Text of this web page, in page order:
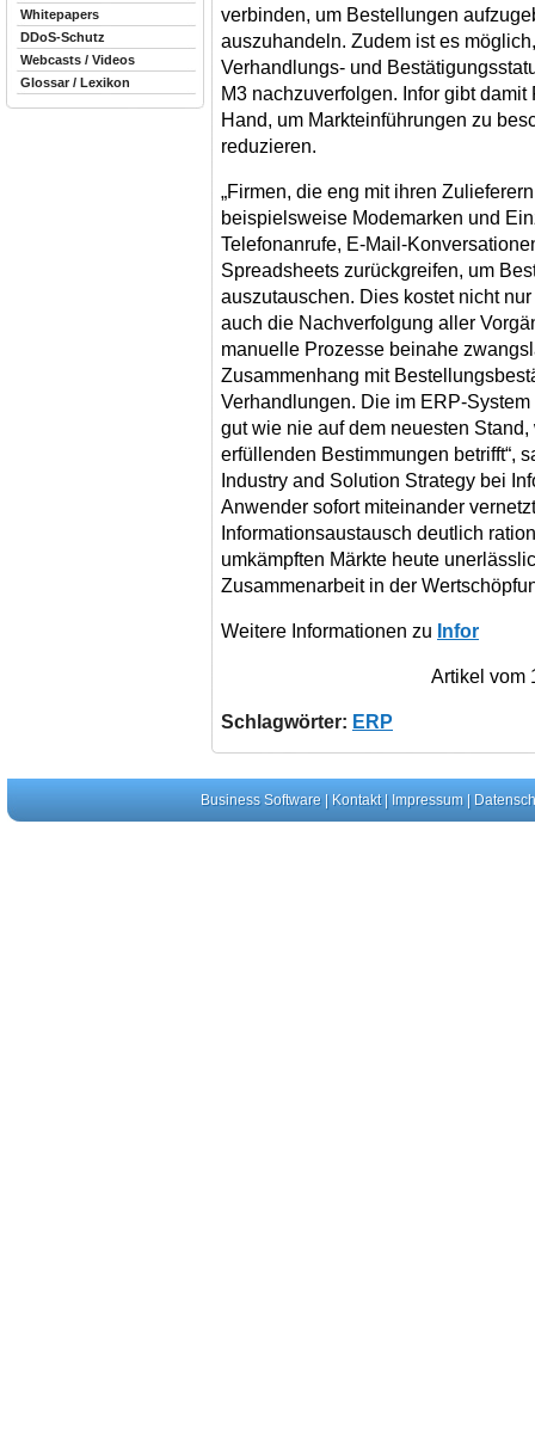
verbinden, um Bestellungen
auszuhandeln. Zudem ist es
Verhandlungs- und
M3 nachzuverfolgen. Infor gibt
Hand, um Markteinführungen zu
reduzieren.
„Firmen, die eng mit ihren
beispielsweise Modemarken und
Telefonanrufe, E-Mail-
Spreadsheets zurückgreifen, um
auszutauschen. Dies kostet nicht
auch die Nachverfolgung aller
manuelle Prozesse beinahe
Zusammenhang mit
Verhandlungen. Die im ERP-
gut wie nie auf dem neuesten
erfüllenden Bestimmungen betrifft“,
Industry and Solution Strategy bei
Anwender sofort miteinander
Informationsaustausch deutlich
umkämpften Märkte heute
Zusammenarbeit in der
Weitere Informationen zu Infor
Artikel vom
Schlagwörter: ERP
Whitepapers
DDoS-Schutz
Webcasts / Videos
Glossar / Lexikon
Business Software| Kontakt| Impressum|